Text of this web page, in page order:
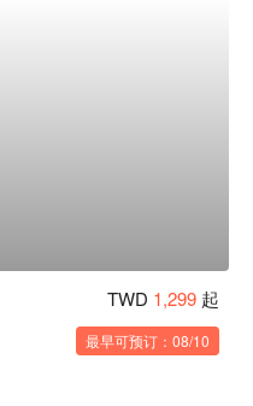
TWD 1,299 起
最早可预订：08/10